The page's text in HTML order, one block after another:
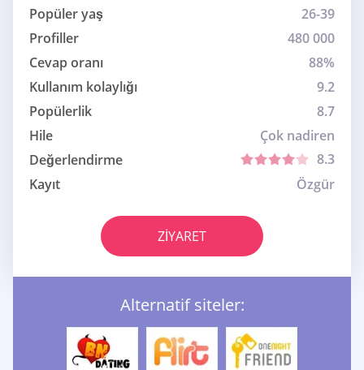
Popüler yaş
26-39
Profiller
480 000
Cevap oranı
88%
Kullanım kolaylığı
9.2
Popülerlik
8.7
Hile
Çok nadiren
Değerlendirme
8.3
Kayıt
Özgür
ZIYARET
Alternatif siteler: